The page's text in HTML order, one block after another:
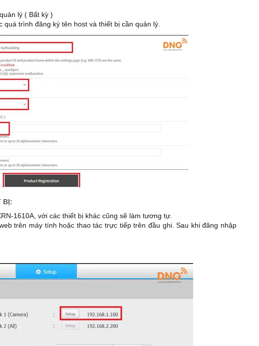
lý ( Bất kỳ )
trình đăng ký tên host và thiết bị cần quản lý.
BỊ:
1610A, với các thiết bị khác cũng sẽ làm tương tự.
trên máy tính hoặc thao tác trực tiếp trên đầu ghi. Sau khi đăng nhập